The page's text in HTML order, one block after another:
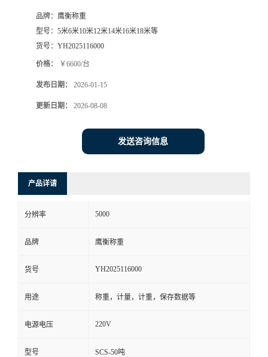
品牌： 鹰衡称重
型号： 5米6米10米12米14米16米18米等
货号： YH2025116000
价格： ￥6600/台
发布日期： 2026-01-15
更新日期： 2026-08-08
发送咨询信息
产品详请
分辨率 5000
品牌 鹰衡称重
货号 YH2025116000
用途 称重，计量，计重，保存数据等
电源电压 220V
型号 SCS-50吨